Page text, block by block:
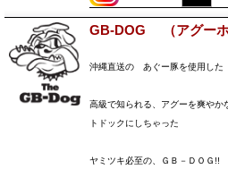
GB-DOG （アグーホ
沖縄直送の あぐー豚を使用し
高級で知られる、アグーを爽やか
トドックにしちゃった
ヤミツキ必至の、ＧＢ－ＤＯＧ!!